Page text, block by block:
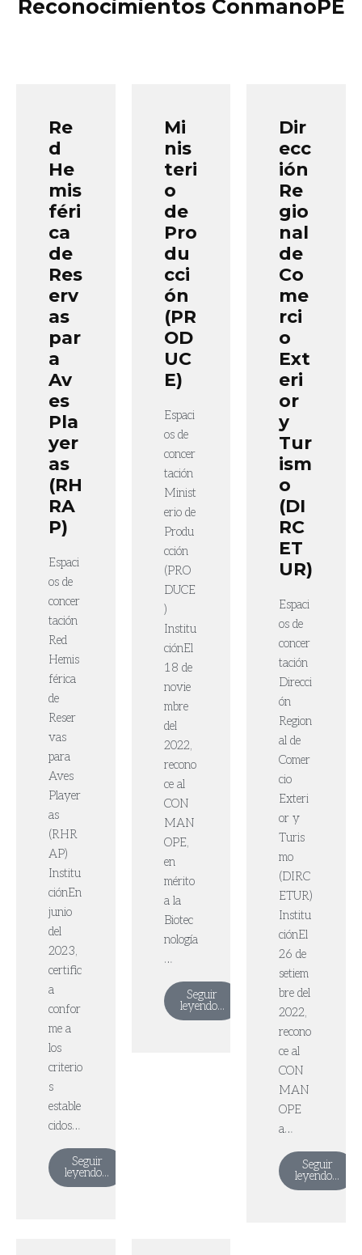
Reconocimientos ConmanoPE
Re
d
He
mis
féri
ca
de
Res
erv
as
par
a
Av
es
Pla
yer
as
(RH
RA
P)
Espaci
os de
concer
tación
Red
Hemis
férica
de
Reser
vas
para
Aves
Player
as
(RHR
AP)
Institu
ciónEn
junio
del
2023,
certific
a
confor
me a
los
criterio
s
estable
cidos…
Seguir
leyendo...
Mi
nis
teri
o
de
Pro
du
cci
ón
(PR
OD
UC
E)
Espaci
os de
concer
tación
Minist
erio de
Produ
cción
(PRO
DUCE
)
Institu
ciónEl
18 de
novie
mbre
del
2022,
recono
ce al
CON
MAN
OPE,
en
mérito
a la
Biotec
nología
…
Seguir
leyendo...
Dir
ecc
ión
Re
gio
nal
de
Co
me
rci
o
Ext
eri
or
y
Tur
ism
o
(DI
RC
ET
UR)
Espaci
os de
concer
tación
Direcci
ón
Region
al de
Comer
cio
Exteri
or y
Turis
mo
(DIRC
ETUR)
Institu
ciónEl
26 de
setiem
bre del
2022,
recono
ce al
CON
MAN
OPE
a…
Seguir
leyendo...